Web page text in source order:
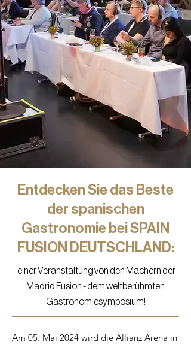
Entdecken Sie das Beste
der spanischen
Gastronomie bei SPAIN
FUSION DEUTSCHLAND:
einer Veranstaltung von den Machern der
Madrid Fusion - dem weltberühmten
Gastronomiesymposium!
Am 05. Mai 2024 wird die Allianz Arena in